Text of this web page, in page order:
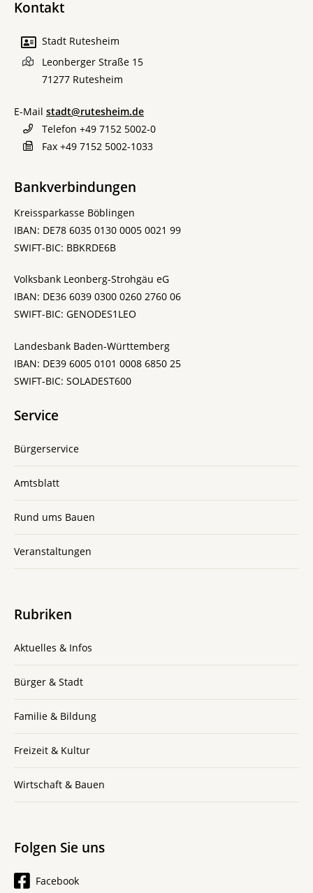
Kontakt
Stadt Rutesheim
Leonberger Straße 15
71277 Rutesheim
E-Mail stadt@rutesheim.de
Telefon +49 7152 5002-0
Fax +49 7152 5002-1033
Bankverbindungen
Kreissparkasse Böblingen
IBAN: DE78 6035 0130 0005 0021 99
SWIFT-BIC: BBKRDE6B
Volksbank Leonberg-Strohgäu eG
IBAN: DE36 6039 0300 0260 2760 06
SWIFT-BIC: GENODES1LEO
Landesbank Baden-Württemberg
IBAN: DE39 6005 0101 0008 6850 25
SWIFT-BIC: SOLADEST600
Service
Bürgerservice
Amtsblatt
Rund ums Bauen
Veranstaltungen
Rubriken
Aktuelles & Infos
Bürger & Stadt
Familie & Bildung
Freizeit & Kultur
Wirtschaft & Bauen
Folgen Sie uns
Facebook